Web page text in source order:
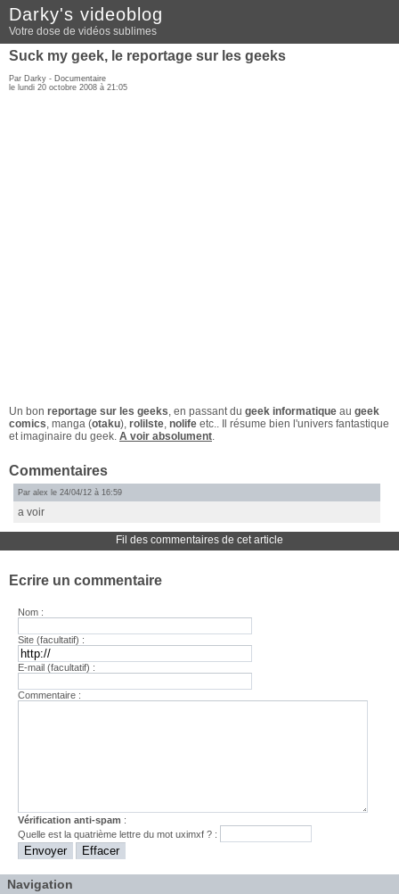
Darky's videoblog
Votre dose de vidéos sublimes
Suck my geek, le reportage sur les geeks
Par Darky - Documentaire
le lundi 20 octobre 2008 à 21:05
Un bon reportage sur les geeks, en passant du geek informatique au geek
comics, manga (otaku), rolilste, nolife etc.. Il résume bien l'univers fantastique
et imaginaire du geek. A voir absolument.
Commentaires
Par alex le 24/04/12 à 16:59
a voir
Fil des commentaires de cet article
Ecrire un commentaire
Nom :
Site (facultatif) :
E-mail (facultatif) :
Commentaire :
Vérification anti-spam :
Quelle est laquatrième lettre du motuximxf ? :
Navigation